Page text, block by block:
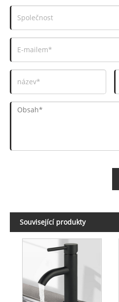
Související produkty